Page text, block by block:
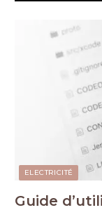
ELECTRICITÉ
Guide